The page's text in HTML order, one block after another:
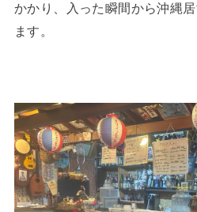
かかり、入った瞬間から沖縄
ます。